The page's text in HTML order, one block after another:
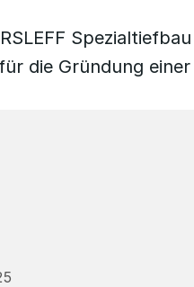
Spezialtiefbau
die Gründung einer